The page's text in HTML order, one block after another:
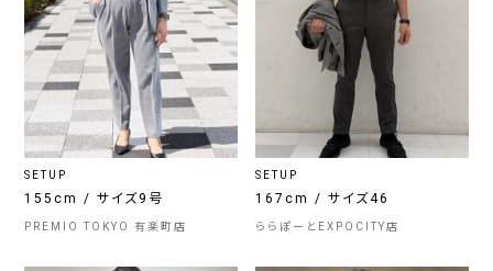
SETUP
155cm / サイズ9号
PREMIO TOKYO 有楽町店
SETUP
167cm / サイズ46
ららぽーとEXPOCITY店